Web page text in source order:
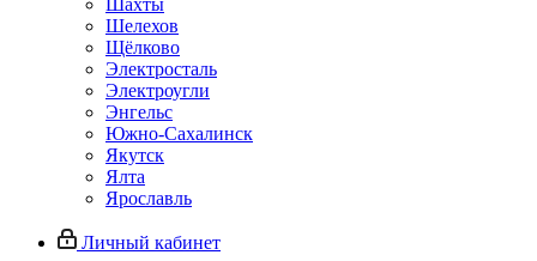
Шахты
Шелехов
Щёлково
Электросталь
Электроугли
Энгельс
Южно-Сахалинск
Якутск
Ялта
Ярославль
Личный кабинет